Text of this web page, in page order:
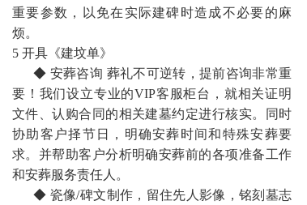
重要参数，以免在实际建碑时造成不必要的麻
烦。
5 开具《建坟单》
◆ 安葬咨询 葬礼不可逆转，提前咨询非常重
要！我们设立专业的VIP客服柜台，就相关证明
文件、认购合同的相关建墓约定进行核实。同时
协助客户择节日，明确安葬时间和特殊安葬要
求。并帮助客户分析明确安葬前的各项准备工作
和安葬服务责任人。
◆ 瓷像/碑文制作，留住先人影像，铭刻墓志